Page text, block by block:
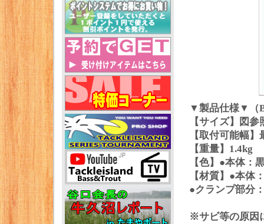
▼製品仕様▼（
【サイズ】図参
【取付可能幅
【重量】1.4kg
【色】●本体：
【材質】●本体
●クランプ部分
※サビ等の原因